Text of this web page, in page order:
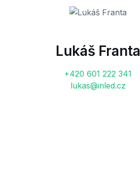
Lukáš Franta
+420 601 222 341
lukas@inled.cz